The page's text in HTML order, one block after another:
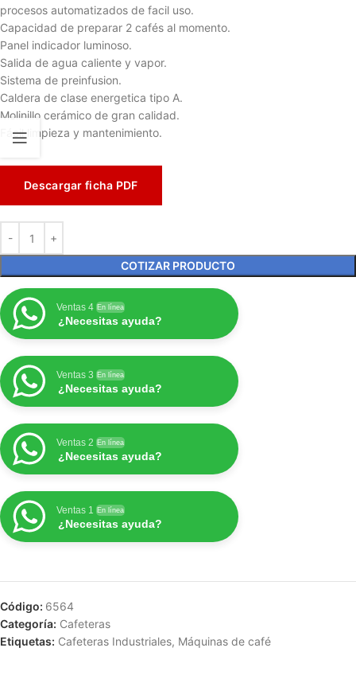
procesos automatizados de facil uso.
Capacidad de preparar 2 cafés al momento.
Panel indicador luminoso.
Salida de agua caliente y vapor.
Sistema de preinfusion.
Caldera de clase energetica tipo A.
Molinillo cerámico de gran calidad.
Fácil limpieza y mantenimiento.
Descargar ficha PDF
COTIZAR PRODUCTO
Ventas 4 En línea
¿Necesitas ayuda?
Ventas 3 En línea
¿Necesitas ayuda?
Ventas 2 En línea
¿Necesitas ayuda?
Ventas 1 En línea
¿Necesitas ayuda?
Código: 6564
Categoría: Cafeteras
Etiquetas: Cafeteras Industriales, Máquinas de café